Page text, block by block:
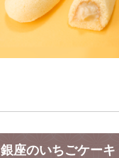
銀座のいちごケーキ